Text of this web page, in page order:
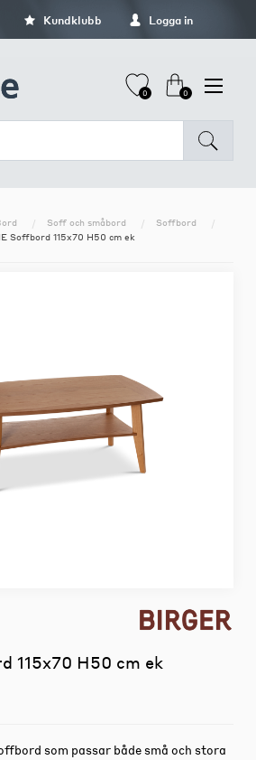
Kundklubb Logga in
0 0
Soff och småbord
Soffbord
Soffbord 115x70 H50 cm ek
115x70 H50 cm ek
som passar både små och stora